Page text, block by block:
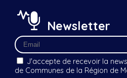
Newsletter
J'accepte de recevoir la
de Communes de la Région de